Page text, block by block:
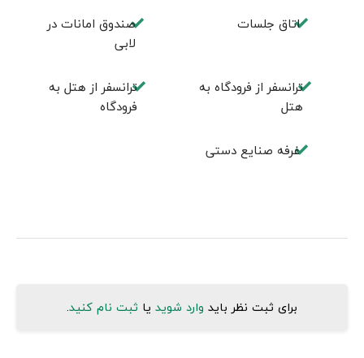
اتاق جلسات
صندوق امانات در
لابی
ترانسفر از فرودگاه به
هتل
ترانسفر از هتل به
فرودگاه
غرفه صنایع دستی
برای ثبت نظر باید وارد شوید یا ثبت نام کنید.